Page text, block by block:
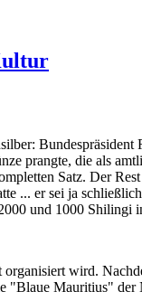
Bundespräsident
prangte, die als
Satz. Der
... er sei ja
und 1000
wird.
"Blaue Mauritius"